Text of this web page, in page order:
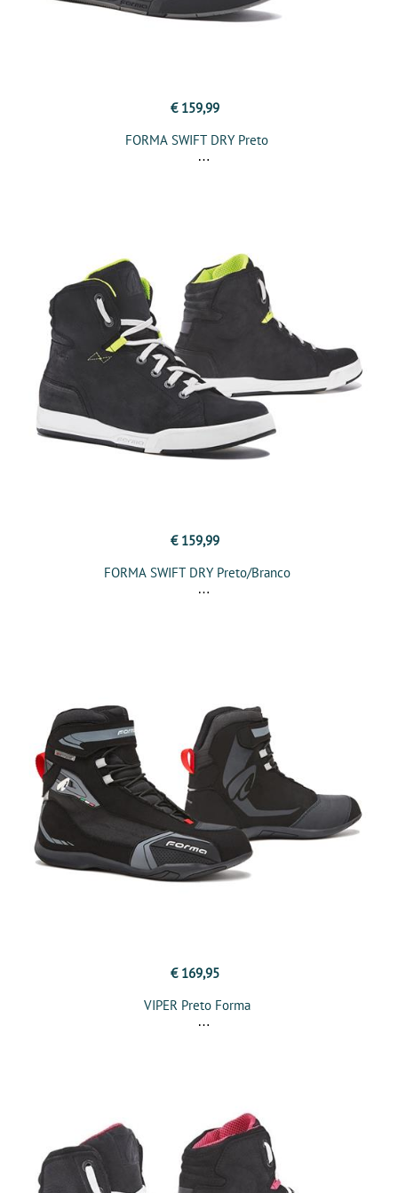
€ 159,99
FORMA SWIFT DRY Preto
€ 159,99
FORMA SWIFT DRY Preto/Branco
€ 169,95
VIPER Preto Forma